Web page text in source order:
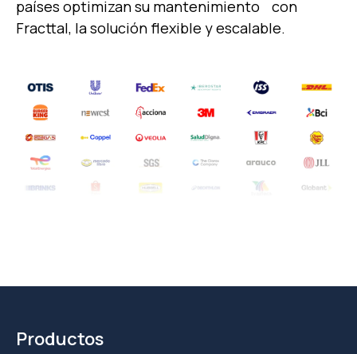
países optimizan su mantenimiento
con
Fracttal, la solución flexible y escalable.
Productos